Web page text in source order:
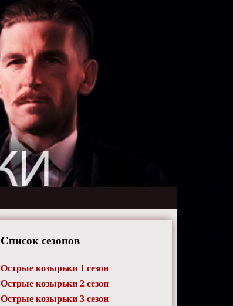
Список сезонов
Острые козырьки 1 сезон
Острые козырьки 2 сезон
Острые козырьки 3 сезон